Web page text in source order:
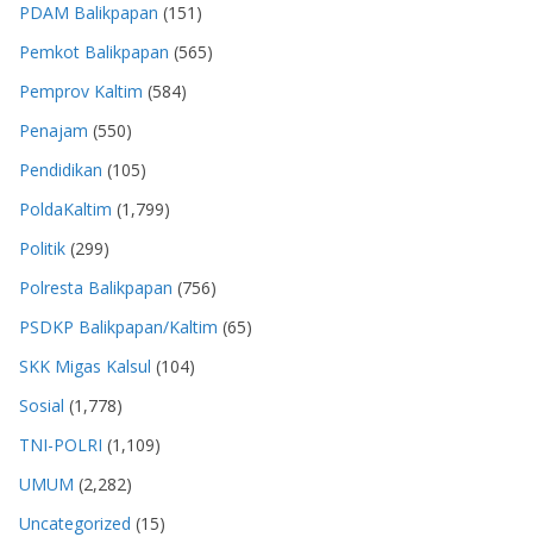
PDAM Balikpapan (151)
Pemkot Balikpapan (565)
Pemprov Kaltim (584)
Penajam (550)
Pendidikan (105)
PoldaKaltim (1,799)
Politik (299)
Polresta Balikpapan (756)
PSDKP Balikpapan/Kaltim (65)
SKK Migas Kalsul (104)
Sosial (1,778)
TNI-POLRI (1,109)
UMUM (2,282)
Uncategorized (15)